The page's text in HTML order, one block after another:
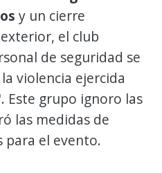
y un cierre
el club
de seguridad se
violencia ejercida
Este grupo ignoro las
las medidas de
para el evento.